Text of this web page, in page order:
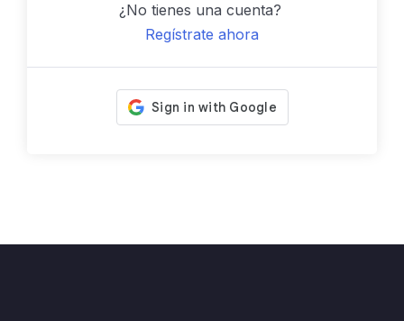
¿No tienes una cuenta?
Regístrate ahora